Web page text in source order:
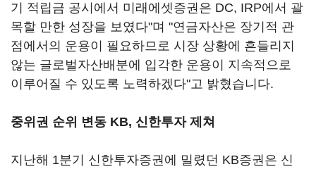
기 적립금 공시에서 미래에셋증권은 DC, IRP에서 괄
목할 만한 성장을 보였다"며 "연금자산은 장기적 관
점에서의 운용이 필요하므로 시장 상황에 흔들리지
않는 글로벌자산배분에 입각한 운용이 지속적으로
이루어질 수 있도록 노력하겠다"고 밝혔습니다.
중위권 순위 변동 KB, 신한투자 제쳐
지난해 1분기 신한투자증권에 밀렸던 KB증권은 신